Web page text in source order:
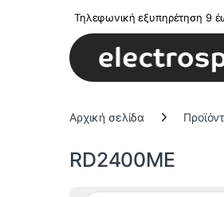
Τηλεφωνική εξυπηρέτηση 9
Αρχική σελίδα
RD2400ME